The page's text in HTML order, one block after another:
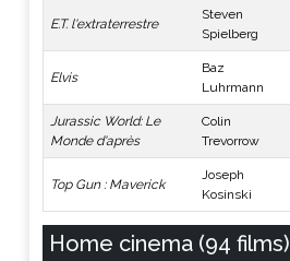
E.T. l'extraterrestre
Steven
Spielberg
Elvis
Baz
Luhrmann
Jurassic World: Le
Monde d'après
Colin
Trevorrow
Top Gun : Maverick
Joseph
Kosinski
Home cinema (94 films)